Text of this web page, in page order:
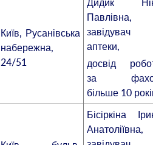
Київ, Русанівська
набережна,
24/51
Павлівна,
завідувач
аптеки,
досвід
за
більше 10
Бісіркіна
Анатоліївна,